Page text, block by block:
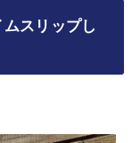
スリップし